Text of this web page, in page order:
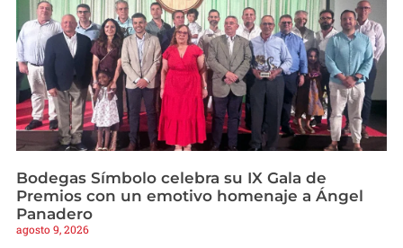
Bodegas Símbolo celebra su IX Gala de
Premios con un emotivo homenaje a Ángel
Panadero
agosto 9, 2026